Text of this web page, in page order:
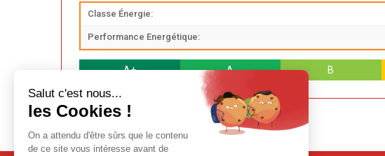
Classe Énergie:
Performance Energétique:
A+ A B